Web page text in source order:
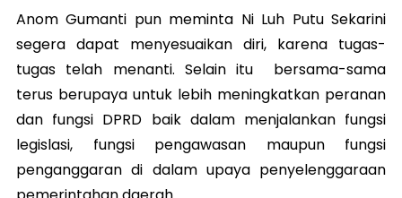
Anom Gumanti pun meminta Ni Luh Putu Sekarini
segera dapat menyesuaikan diri, karena tugas-
tugas telah menanti. Selain itu bersama-sama
terus berupaya untuk lebih meningkatkan peranan
dan fungsi DPRD baik dalam menjalankan fungsi
legislasi, fungsi pengawasan maupun fungsi
penganggaran di dalam upaya penyelenggaraan